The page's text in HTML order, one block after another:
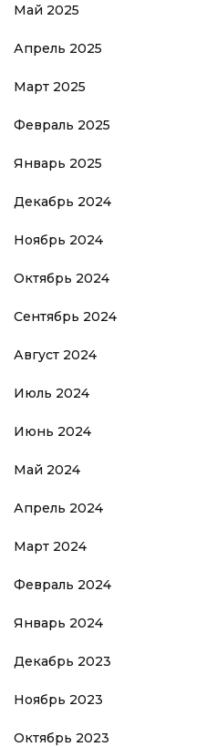
Май 2025
Апрель 2025
Март 2025
Февраль 2025
Январь 2025
Декабрь 2024
Ноябрь 2024
Октябрь 2024
Сентябрь 2024
Август 2024
Июль 2024
Июнь 2024
Май 2024
Апрель 2024
Март 2024
Февраль 2024
Январь 2024
Декабрь 2023
Ноябрь 2023
Октябрь 2023